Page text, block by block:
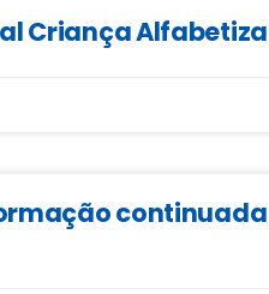
Criança